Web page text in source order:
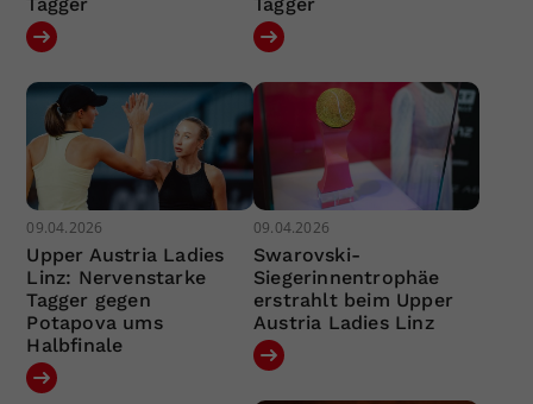
09.04.2026
Upper Austria Ladies
Linz: Nervenstarke
Tagger gegen
Potapova ums
Halbfinale
09.04.2026
Swarovski-
Siegerinnentrophäe
erstrahlt beim Upper
Austria Ladies Linz